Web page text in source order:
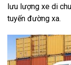
lưu lượng xe di
tuyến đường xa.